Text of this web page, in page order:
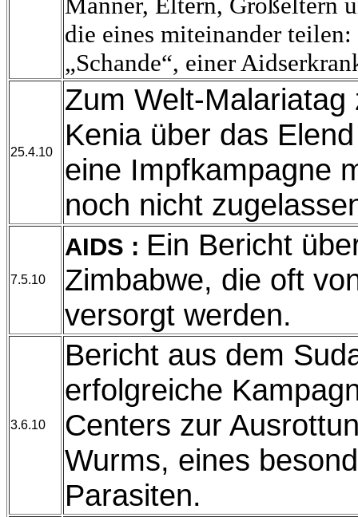
die eines miteinander
„Schande“, einer
25.4.10
Zum Welt-
Kenia über das
eine Impfkampagne
noch nicht
7.5.10
AIDS : Ein Bericht
Zimbabwe, die oft
versorgt werden.
3.6.10
Bericht aus dem
erfolgreiche
Centers zur
Wurms, eines
Parasiten.